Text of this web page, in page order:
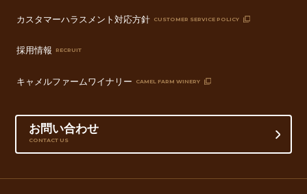
カスタマーハラスメント対応方針 CUSTOMER SERVICE POLICY
採用情報 RECRUIT
キャメルファームワイナリー CAMEL FARM WINERY
お問い合わせ
CONTACT US